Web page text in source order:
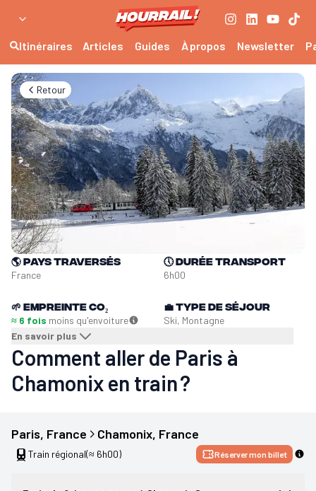
Itinéraires Articles Guides À propos Newsletter
Retour
🌎Pays traversés
France
🕔Durée transport
6h00
🌱 Empreinte CO₂
≈ 6 fois moins qu'envoiture
En savoir plus
💼Type de séjour
Ski, Montagne
Comment aller de Paris à
Chamonix en train ?
Paris, France Chamonix, France
Train régional(≈ 6h00) Réserver mon billet